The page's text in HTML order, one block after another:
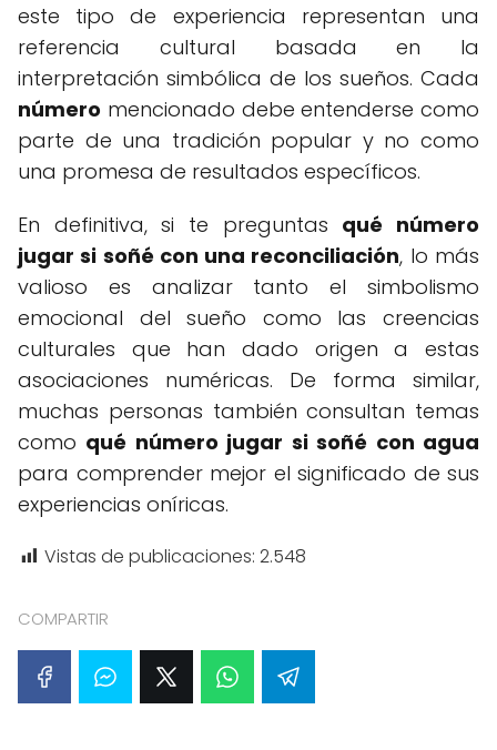
este tipo de experiencia representan una
referencia cultural basada en la
interpretación simbólica de los sueños. Cada
número mencionado debe entenderse como
parte de una tradición popular y no como
una promesa de resultados específicos.
En definitiva, si te preguntas qué número
jugar si soñé con una reconciliación, lo más
valioso es analizar tanto el simbolismo
emocional del sueño como las creencias
culturales que han dado origen a estas
asociaciones numéricas. De forma similar,
muchas personas también consultan temas
como qué número jugar si soñé con agua
para comprender mejor el significado de sus
experiencias oníricas.
Vistas de publicaciones: 2.548
COMPARTIR